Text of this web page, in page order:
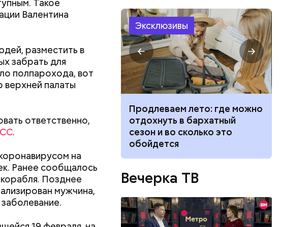
Такое
Валентина
разместить в
забрать для
полпарохода, вот
палаты
ответственно,
.
на
Ранее сообщалось
Позднее
мужчина,
происходят в
по ядерной
ученых-атомщиков»
в 2017-м
как
влияние России
в
В сильных
влиятельными и
демонстрировать
нет. Вспомним
как мы
постепенно
для западных
практически
мы
мощь.
Эксклюзивы
как вести себя при
со змеей и что
Продлеваем лето: где можно
отдохнуть в бархатный
сезон и во сколько это
обойдется
Вечерка ТВ